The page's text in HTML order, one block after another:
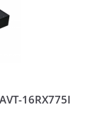
16RX775I